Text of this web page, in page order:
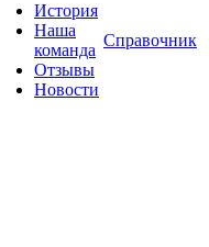
История
Наша
команда
Отзывы
Новости
Справочник